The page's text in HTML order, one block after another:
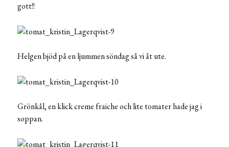
gott!!
Helgen bjöd på en ljummen söndag så vi åt ute.
Grönkål, en klick creme fraiche och lite tomater hade jag i
soppan.